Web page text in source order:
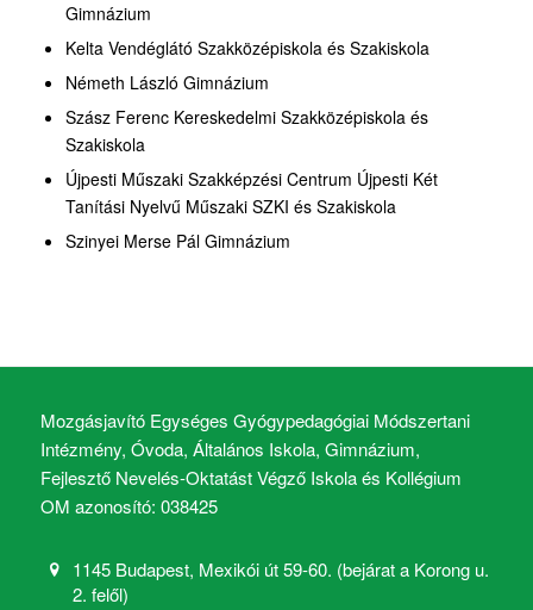
Gimnázium
Kelta Vendéglátó Szakközépiskola és Szakiskola
Németh László Gimnázium
Szász Ferenc Kereskedelmi Szakközépiskola és
Szakiskola
Újpesti Műszaki Szakképzési Centrum Újpesti Két
Tanítási Nyelvű Műszaki SZKI és Szakiskola
Szinyei Merse Pál Gimnázium
Mozgásjavító Egységes Gyógypedagógiai Módszertani
Intézmény, Óvoda, Általános Iskola, Gimnázium,
Fejlesztő Nevelés-Oktatást Végző Iskola és Kollégium
OM azonosító: 038425
1145 Budapest, Mexikói út 59-60. (bejárat a Korong u.
2. felől)